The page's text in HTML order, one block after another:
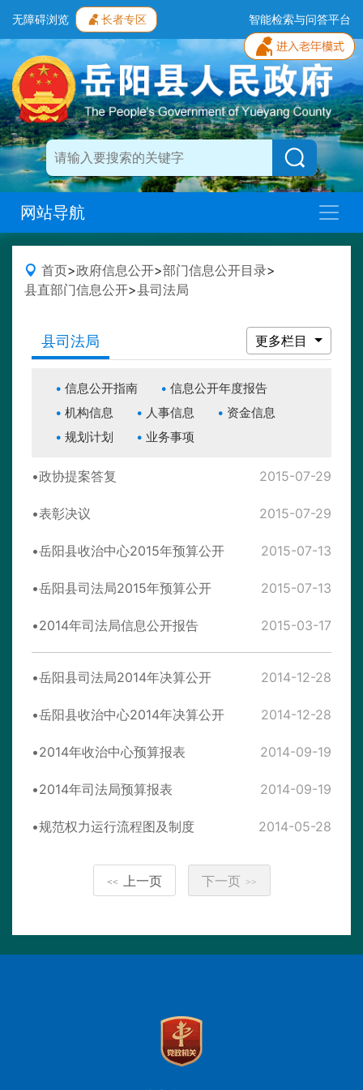
无障碍浏览 长者专区 智能检索与问答平台
网站导航
首页>政府信息公开>部门信息公开目录>
县直部门信息公开>县司法局
县司法局 更多栏目
信息公开指南
信息公开年度报告
机构信息
人事信息
资金信息
规划计划
业务事项
政协提案答复 2015-07-29
表彰决议 2015-07-29
岳阳县收治中心2015年预算公开 2015-07-13
岳阳县司法局2015年预算公开 2015-07-13
2014年司法局信息公开报告 2015-03-17
岳阳县司法局2014年决算公开 2014-12-28
岳阳县收治中心2014年决算公开 2014-12-28
2014年收治中心预算报表 2014-09-19
2014年司法局预算报表 2014-09-19
规范权力运行流程图及制度 2014-05-28
<< 上一页 下一页 >>